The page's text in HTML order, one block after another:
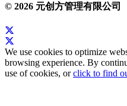
© 2026 元创方管理有限公司
We use cookies to optimize
browsing experience. By
use of cookies, orclick to find